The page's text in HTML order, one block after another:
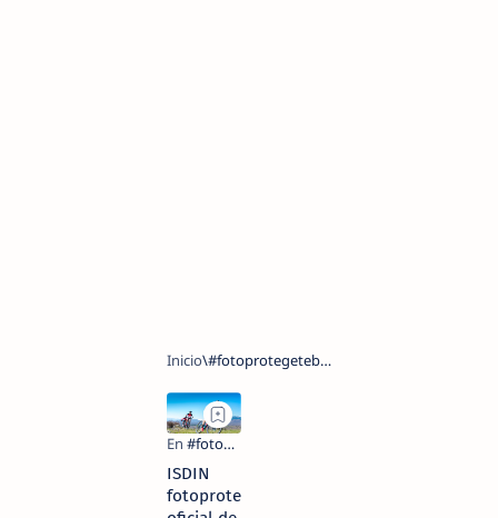
ISDIN
fotoprotector